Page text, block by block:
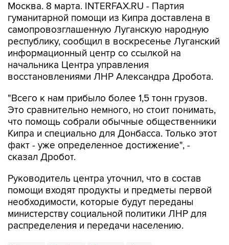
Москва. 8 марта. INTERFAX.RU - Партия
гуманитарной помощи из Кипра доставлена в
самопровозглашенную Луганскую народную
республику, сообщил в воскресенье Луганский
информационный центр со ссылкой на
начальника Центра управления
восстановлениями ЛНР Александра Дробота.
"Всего к нам прибыло более 1,5 тонн грузов.
Это сравнительно немного, но стоит понимать,
что помощь собрали обычные общественники
Кипра и специально для Донбасса. Только этот
факт - уже определенное достижение", -
сказал Дробот.
Руководитель центра уточнил, что в состав
помощи входят продукты и предметы первой
необходимости, которые будут переданы
министерству социальной политики ЛНР для
распределения и передачи населению.